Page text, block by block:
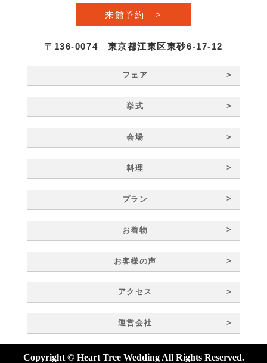
来館予約 >
〒136-0074 東京都江東区東砂6-17-12
フェア >
挙式 >
会場 >
料理 >
プラン >
お着物 >
お客様の声 >
アクセス >
運営会社 >
Copyright © Heart Tree Wedding All Rights Reserved.